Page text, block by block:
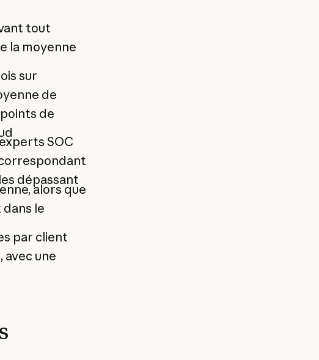
tout
la moyenne
sur
de
de
SOC
dépassant
alors que
le
par client
une